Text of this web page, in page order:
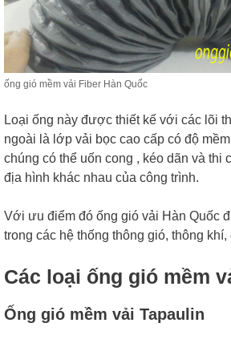
ống gió mềm vải Fiber Hàn Quốc
Loại ống này được thiết kế với các lõi
ngoài là lớp vải bọc cao cấp có độ
chúng có thể uốn cong , kéo dãn và thi
địa hình khác nhau của công trình.
Với ưu điểm đó ống gió vải Hàn Quốc
trong các hệ thống thông gió, thông
Các loại ống gió mềm
Ống gió mềm vải Tapaulin